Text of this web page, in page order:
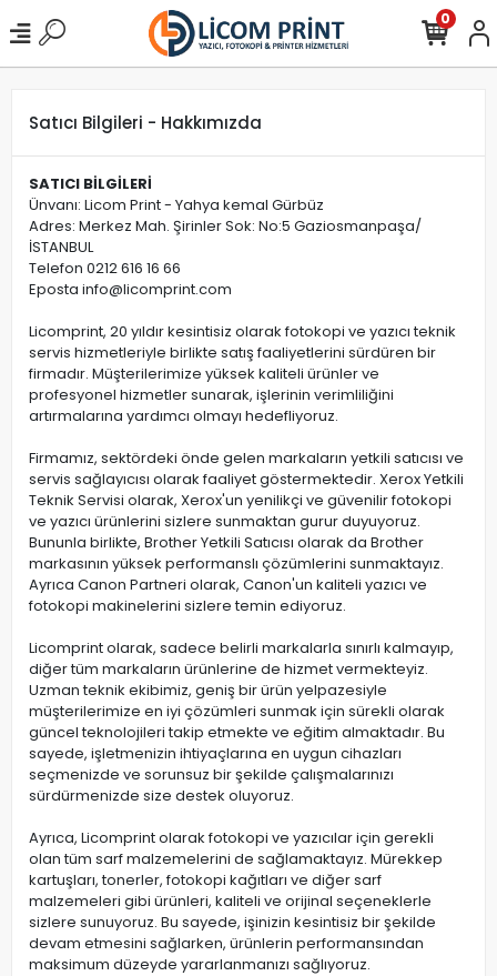
0
Satıcı Bilgileri - Hakkımızda
SATICI BİLGİLERİ
Ünvanı: Licom Print - Yahya kemal Gürbüz
Adres: Merkez Mah. Şirinler Sok: No:5 Gaziosmanpaşa/
İSTANBUL
Telefon 0212 616 16 66
Eposta info@licomprint.com
Licomprint, 20 yıldır kesintisiz olarak fotokopi ve yazıcı teknik
servis hizmetleriyle birlikte satış faaliyetlerini sürdüren bir
firmadır. Müşterilerimize yüksek kaliteli ürünler ve
profesyonel hizmetler sunarak, işlerinin verimliliğini
artırmalarına yardımcı olmayı hedefliyoruz.
Firmamız, sektördeki önde gelen markaların yetkili satıcısı ve
servis sağlayıcısı olarak faaliyet göstermektedir. Xerox Yetkili
Teknik Servisi olarak, Xerox'un yenilikçi ve güvenilir fotokopi
ve yazıcı ürünlerini sizlere sunmaktan gurur duyuyoruz.
Bununla birlikte, Brother Yetkili Satıcısı olarak da Brother
markasının yüksek performanslı çözümlerini sunmaktayız.
Ayrıca Canon Partneri olarak, Canon'un kaliteli yazıcı ve
fotokopi makinelerini sizlere temin ediyoruz.
Licomprint olarak, sadece belirli markalarla sınırlı kalmayıp,
diğer tüm markaların ürünlerine de hizmet vermekteyiz.
Uzman teknik ekibimiz, geniş bir ürün yelpazesiyle
müşterilerimize en iyi çözümleri sunmak için sürekli olarak
güncel teknolojileri takip etmekte ve eğitim almaktadır. Bu
sayede, işletmenizin ihtiyaçlarına en uygun cihazları
seçmenizde ve sorunsuz bir şekilde çalışmalarınızı
sürdürmenizde size destek oluyoruz.
Ayrıca, Licomprint olarak fotokopi ve yazıcılar için gerekli
olan tüm sarf malzemelerini de sağlamaktayız. Mürekkep
kartuşları, tonerler, fotokopi kağıtları ve diğer sarf
malzemeleri gibi ürünleri, kaliteli ve orijinal seçeneklerle
sizlere sunuyoruz. Bu sayede, işinizin kesintisiz bir şekilde
devam etmesini sağlarken, ürünlerin performansından
maksimum düzeyde yararlanmanızı sağlıyoruz.